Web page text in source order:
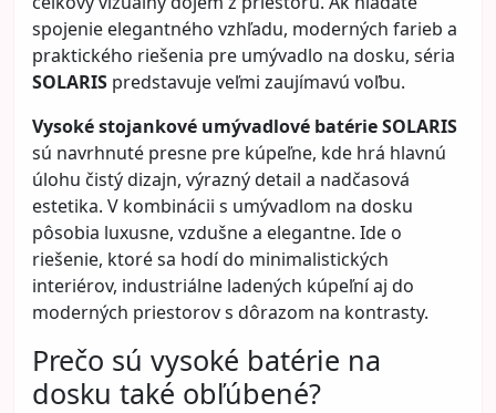
spojenie elegantného vzhľadu, moderných farieb a
praktického riešenia pre umývadlo na dosku, séria
SOLARIS predstavuje veľmi zaujímavú voľbu.
Vysoké stojankové umývadlové batérie SOLARIS
sú navrhnuté presne pre kúpeľne, kde hrá hlavnú
úlohu čistý dizajn, výrazný detail a nadčasová
estetika. V kombinácii s umývadlom na dosku
pôsobia luxusne, vzdušne a elegantne. Ide o
riešenie, ktoré sa hodí do minimalistických
interiérov, industriálne ladených kúpeľní aj do
moderných priestorov s dôrazom na kontrasty.
Prečo sú vysoké batérie na
dosku také obľúbené?